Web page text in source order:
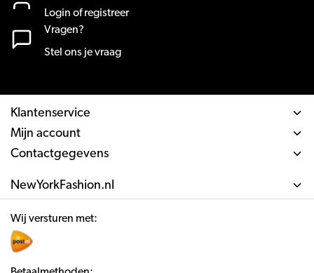
Login of registreer
Vragen?
Stel ons je vraag
Klantenservice
Mijn account
Contactgegevens
NewYorkFashion.nl
Wij versturen met: